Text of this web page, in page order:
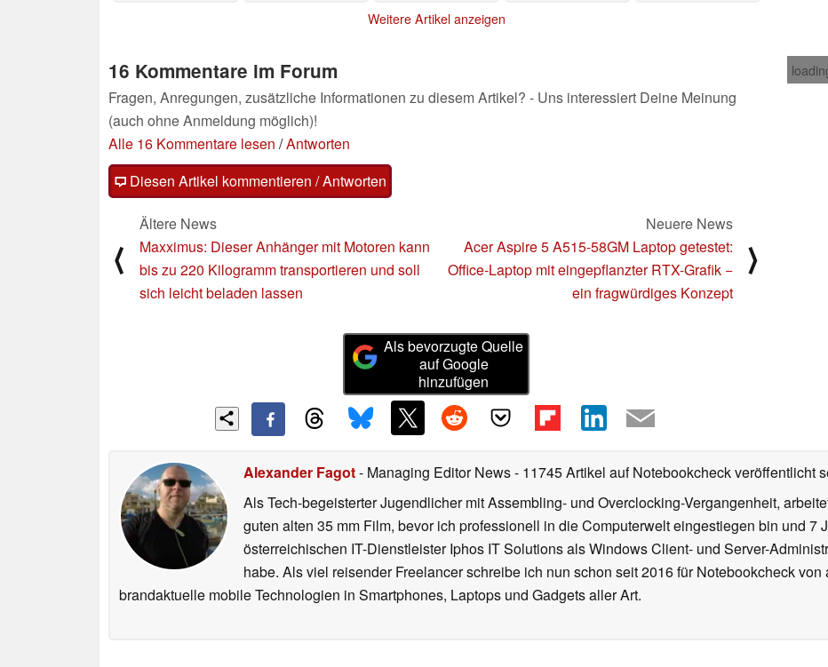
Weitere Artikel anzeigen
16 Kommentare im Forum
Fragen, Anregungen, zusätzliche Informationen zu diesem Artikel? - Uns interessiert Deine Meinung
(auch ohne Anmeldung möglich)!
Alle 16 Kommentare lesen /Antworten
Diesen Artikel kommentieren / Antworten
⟨
Ältere News
Maxximus: Dieser Anhänger mit Motoren kann
bis zu 220 Kilogramm transportieren und soll
sich leicht beladen lassen
Neuere News
Acer Aspire 5 A515-58GM Laptop getestet:
Office-Laptop mit eingepflanzter RTX-Grafik −
ein fragwürdiges Konzept
⟩
Als bevorzugte Quelle
auf Google
hinzufügen
Alexander Fagot- Managing Editor News- 11745 Artikel auf Notebookcheck veröffentlicht
Als Tech-begeisterter Jugendlicher mit Assembling- und Overclocking-Vergangenheit,
guten alten 35 mm Film, bevor ich professionell in die Computerwelt eingestiegen bin und 7
österreichischen IT-Dienstleister Iphos IT Solutions als Windows Client- und Server-
habe. Als viel reisender Freelancer schreibe ich nun schon seit 2016 für Notebookcheck
brandaktuelle mobile Technologien in Smartphones, Laptops und Gadgets aller Art.